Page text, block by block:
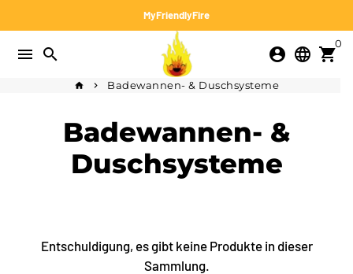
zum
Inhalt
MyFriendlyFire
menu search account_circle language shopping_cart
0
home keyboard_arrow_right Badewannen- & Duschsysteme
Badewannen- &
Duschsysteme
Entschuldigung, es gibt keine Produkte in dieser
Sammlung.